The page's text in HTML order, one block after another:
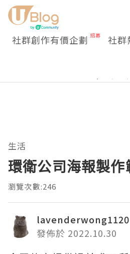
社群創作有價企劃 社群
生活
環衛公司海報製作
瀏覽次數:246
lavenderwong1120
發佈於 2022.10.30